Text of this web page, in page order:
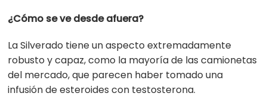
¿Cómo se ve desde afuera?
La Silverado tiene un aspecto extremadamente
robusto y capaz, como la mayoría de las camionetas
del mercado, que parecen haber tomado una
infusión de esteroides con testosterona.